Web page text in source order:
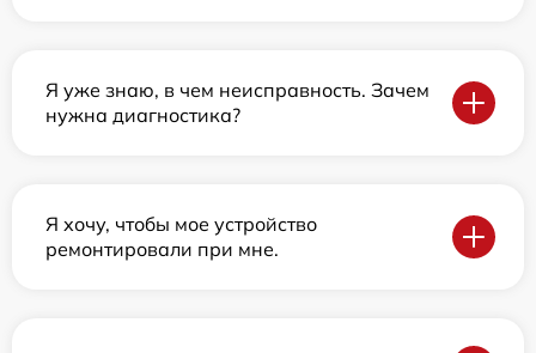
Я уже знаю, в чем неисправность. Зачем
нужна диагностика?
Я хочу, чтобы мое устройство
ремонтировали при мне.